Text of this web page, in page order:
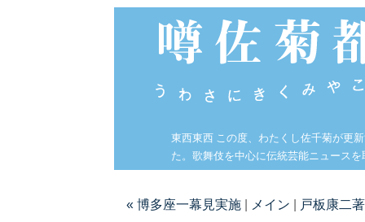
東西東西 この度、わたくし佐千菊が更
た。歌舞伎を中心に伝統芸能ニュース
« 博多座一幕見実施 メイン 戸板康二